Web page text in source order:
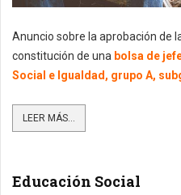
Anuncio sobre la aprobación de
constitución de una bolsa de
Social e Igualdad, grupo A,
LEER MÁS...
Educación Social